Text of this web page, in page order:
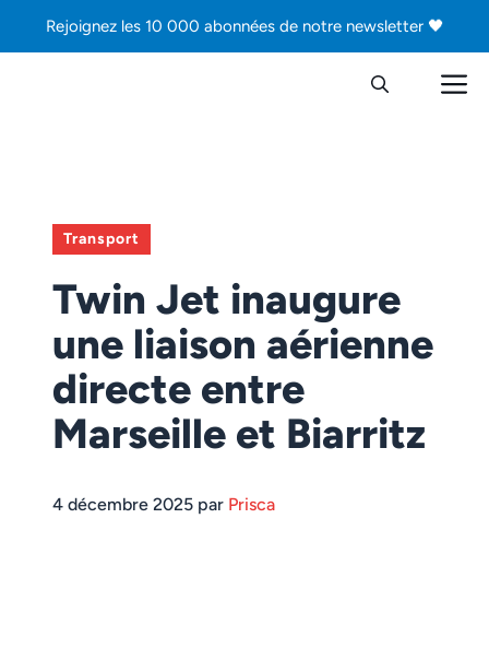
Rejoignez les 10 000 abonnées de notre newsletter 🖤
Transport
Twin Jet inaugure
une liaison aérienne
directe entre
Marseille et Biarritz
4 décembre 2025 par Prisca